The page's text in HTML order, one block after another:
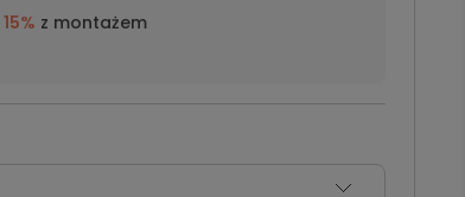
15% z montażem